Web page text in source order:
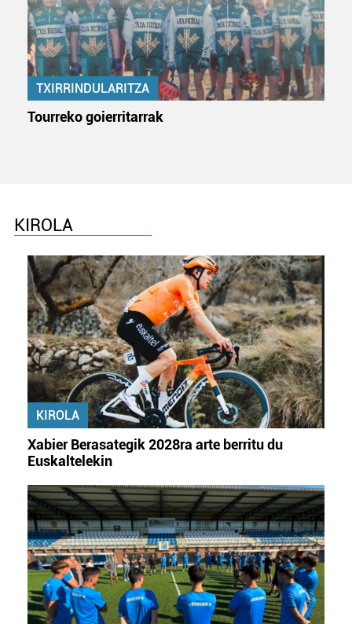
TXIRRINDULARITZA
Tourreko goierritarrak
KIROLA
KIROLA
Xabier Berasategik 2028ra arte berritu du
Euskaltelekin